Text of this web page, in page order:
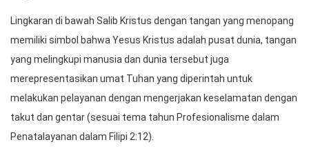
Lingkaran di bawah Salib Kristus dengan tangan yang menopang
memiliki simbol bahwa Yesus Kristus adalah pusat dunia, tangan
yang melingkupi manusia dan dunia tersebut juga
merepresentasikan umat Tuhan yang diperintah untuk
melakukan pelayanan dengan mengerjakan keselamatan dengan
takut dan gentar (sesuai tema tahun Profesionalisme dalam
Penatalayanan dalam Filipi 2:12).